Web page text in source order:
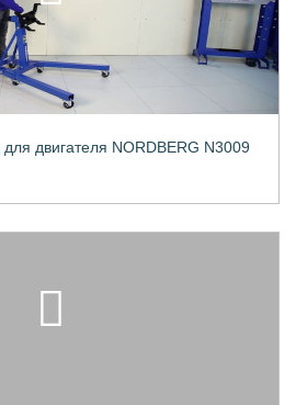
для двигателя NORDBERG N3009